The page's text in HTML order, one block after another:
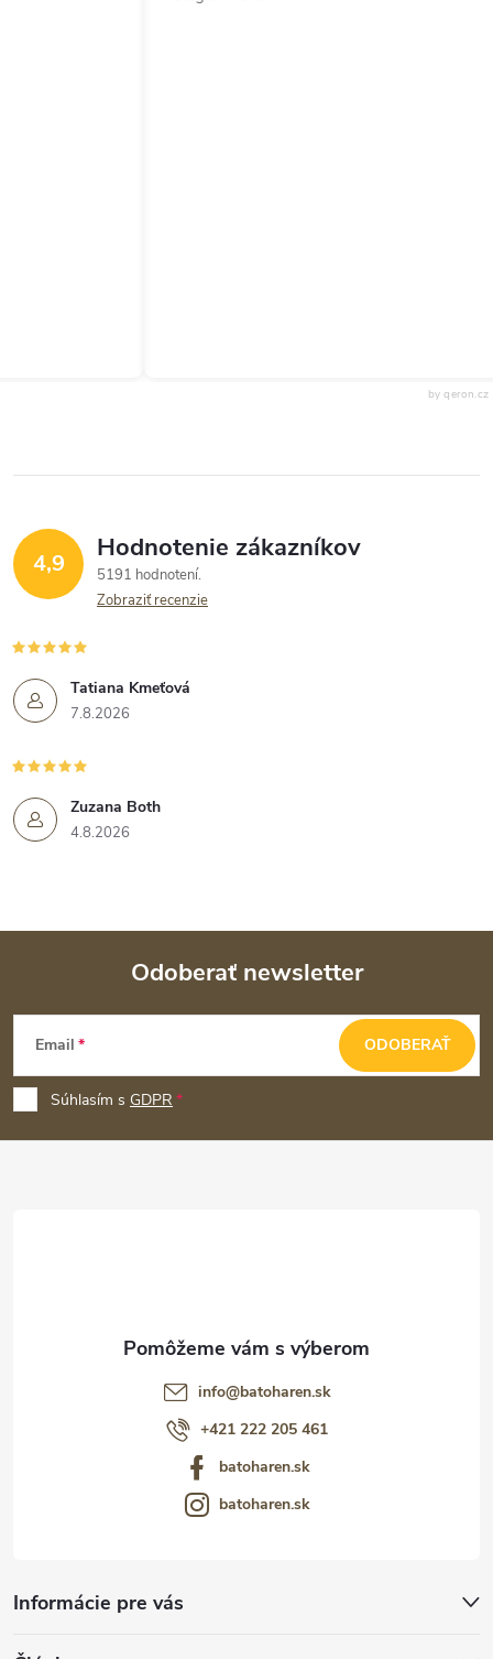
by qeron.cz
4,9 Hodnotenie zákazníkov
5191 hodnotení
Zobraziť recenzie
Tatiana Kmeťová
7.8.2026
Zuzana Both
4.8.2026
Z
p
ä
Odoberať newsletter
Email
Súhlasím s GDPR
ODOBERAŤ
Informácie pre vás
info@batoharen.sk
+421 222 205 461
batoharen.sk
batoharen.sk